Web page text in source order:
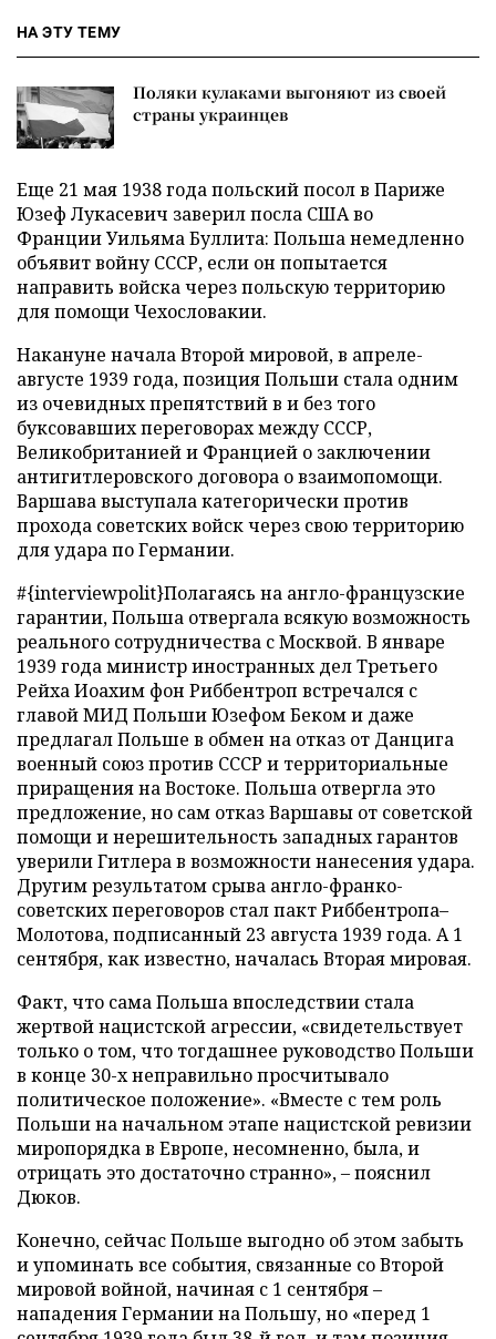
НА ЭТУ ТЕМУ
Поляки кулаками выгоняют из своей
страны украинцев
Еще 21 мая 1938 года польский посол в Париже
Юзеф Лукасевич заверил посла США во
Франции Уильяма Буллита: Польша немедленно
объявит войну СССР, если он попытается
направить войска через польскую территорию
для помощи Чехословакии.
Накануне начала Второй мировой, в апреле-
августе 1939 года, позиция Польши стала одним
из очевидных препятствий в и без того
буксовавших переговорах между СССР,
Великобританией и Францией о заключении
антигитлеровского договора о взаимопомощи.
Варшава выступала категорически против
прохода советских войск через свою территорию
для удара по Германии.
#{interviewpolit}Полагаясь на англо-французские
гарантии, Польша отвергала всякую возможность
реального сотрудничества с Москвой. В январе
1939 года министр иностранных дел Третьего
Рейха Иоахим фон Риббентроп встречался с
главой МИД Польши Юзефом Беком и даже
предлагал Польше в обмен на отказ от Данцига
военный союз против СССР и территориальные
приращения на Востоке. Польша отвергла это
предложение, но сам отказ Варшавы от советской
помощи и нерешительность западных гарантов
уверили Гитлера в возможности нанесения удара.
Другим результатом срыва англо-франко-
советских переговоров стал пакт Риббентропа–
Молотова, подписанный 23 августа 1939 года. А 1
сентября, как известно, началась Вторая мировая.
Факт, что сама Польша впоследствии стала
жертвой нацистской агрессии, «свидетельствует
только о том, что тогдашнее руководство Польши
в конце 30-х неправильно просчитывало
политическое положение». «Вместе с тем роль
Польши на начальном этапе нацистской ревизии
миропорядка в Европе, несомненно, была, и
отрицать это достаточно странно», – пояснил
Дюков.
Конечно, сейчас Польше выгодно об этом забыть
и упоминать все события, связанные со Второй
мировой войной, начиная с 1 сентября –
нападения Германии на Польшу, но «перед 1